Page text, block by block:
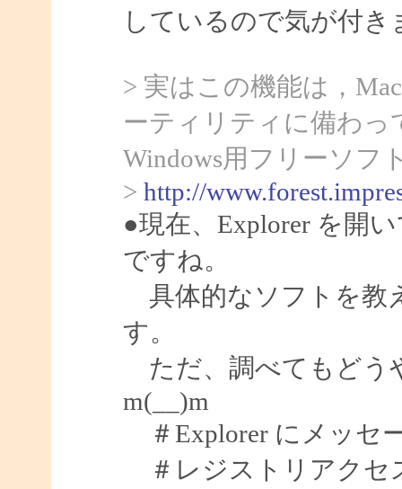
しているので気が付き
> 実はこの機能は，
ーティリティに備わっ
Windows用フリーソフ
> http://
●現在、Explorer を開
ですね。
具体的なソフトを教
す。
ただ、調べてもどう
m(__)m
＃Explorer にメッセ
＃レジストリアクセ